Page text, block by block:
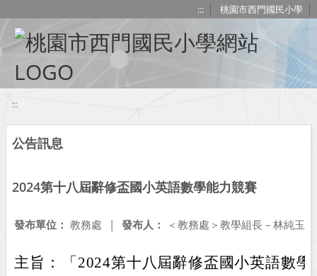
::: 桃園市西門國民小學
:::
公告訊息
2024第十八屆辭修盃國小英語數學能力競賽
發布人： ＜教務處＞教學組長－林純玉
發布單位： 教務處 |
主旨：
「2024第十八屆辭修盃國小英語數